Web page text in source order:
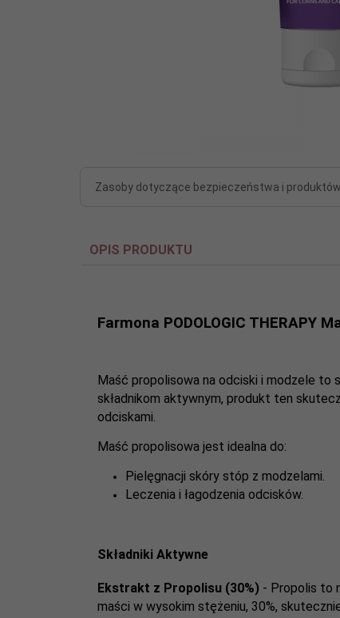
Zasoby dotyczące bezpieczeństwa i produktów
OPIS PRODUKTU
Farmona PODOLOGIC THERAPY
Maść propolisowa na odciski i modzele to
składnikom aktywnym, produkt ten
odciskami.
Maść propolisowa jest idealna do:
Pielęgnacji skóry stóp z modzelami.
Leczenia i łagodzenia odcisków.
Składniki Aktywne
Ekstrakt z Propolisu (30%) - Propolis to
maści w wysokim stężeniu, 30%,